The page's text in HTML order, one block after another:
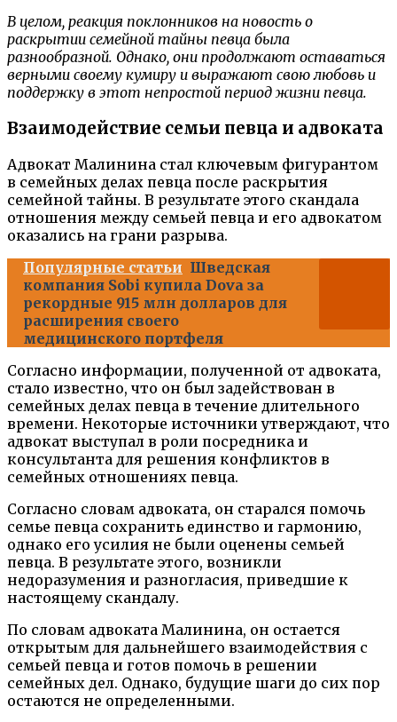
В целом, реакция поклонников на новость о
раскрытии семейной тайны певца была
разнообразной. Однако, они продолжают оставаться
верными своему кумиру и выражают свою любовь и
поддержку в этот непростой период жизни певца.
Взаимодействие семьи певца и адвоката
Адвокат Малинина стал ключевым фигурантом
в семейных делах певца после раскрытия
семейной тайны. В результате этого скандала
отношения между семьей певца и его адвокатом
оказались на грани разрыва.
Популярные статьи Шведская
компания Sobi купила Dova за
рекордные 915 млн долларов для
расширения своего
медицинского портфеля
Согласно информации, полученной от адвоката,
стало известно, что он был задействован в
семейных делах певца в течение длительного
времени. Некоторые источники утверждают, что
адвокат выступал в роли посредника и
консультанта для решения конфликтов в
семейных отношениях певца.
Согласно словам адвоката, он старался помочь
семье певца сохранить единство и гармонию,
однако его усилия не были оценены семьей
певца. В результате этого, возникли
недоразумения и разногласия, приведшие к
настоящему скандалу.
По словам адвоката Малинина, он остается
открытым для дальнейшего взаимодействия с
семьей певца и готов помочь в решении
семейных дел. Однако, будущие шаги до сих пор
остаются не определенными.